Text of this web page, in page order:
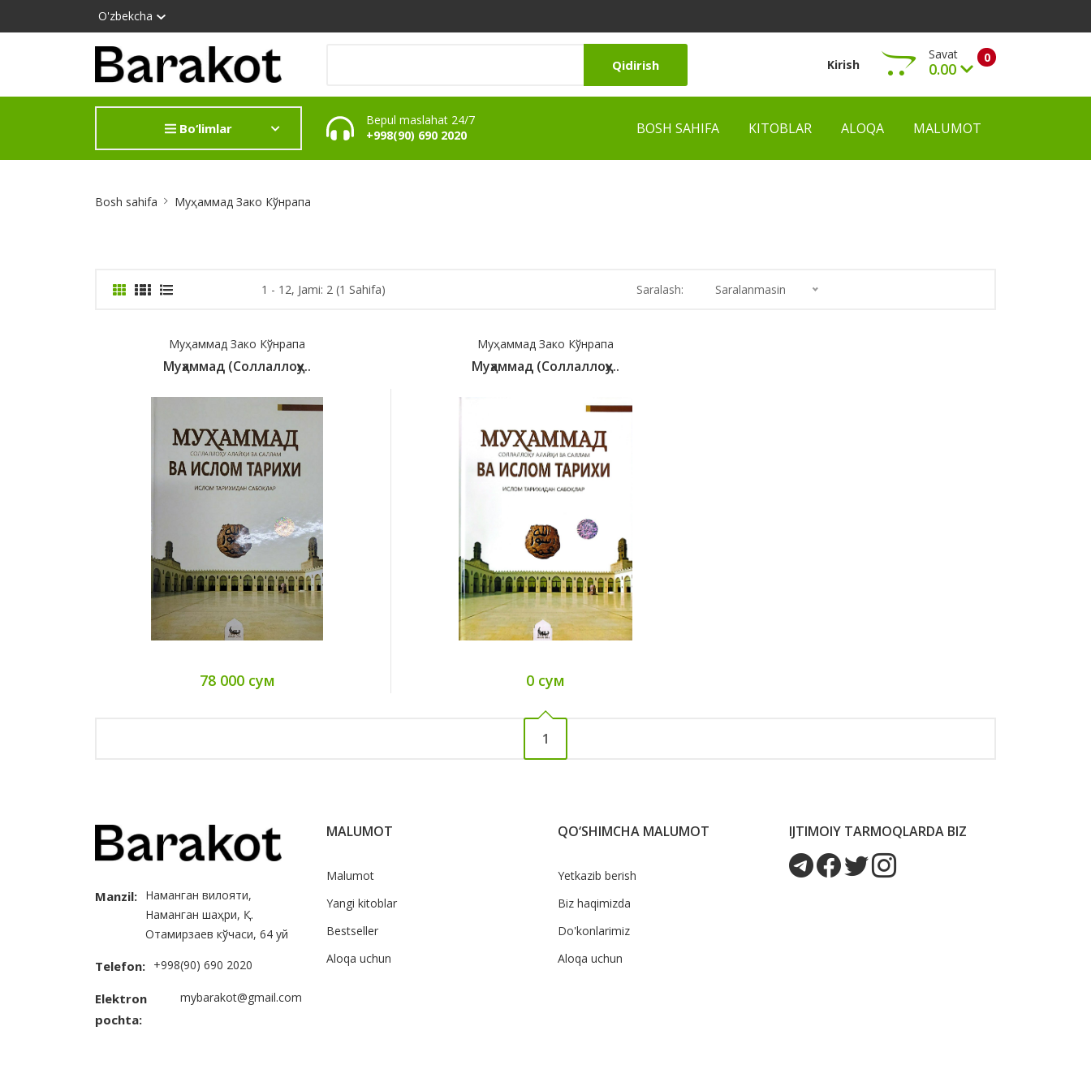
O'zbekcha
Qidirish Kirish 0
Savat
0.00
Ko‘rish
Bo‘limlar
Bepul maslahat 24/7
+998(90) 690 2020
BOSH SAHIFA KITOBLAR ALOQA MALUMOT
Bosh sahifa Муҳаммад Зако Кўнрапа
1 - 12, Jami: 2 (1 Sahifa) Saralash: Saralanmasin
Муҳаммад Зако Кўнрапа
Муҳаммад (соллаллоҳу..
78 000 сум
Муҳаммад Зако Кўнрапа
Муҳаммад (соллаллоҳу..
0 сум
1
Manzil: Наманган вилояти,
Наманган шаҳри, Қ.
Отамирзаев кўчаси, 64 уй
Telefon: +998(90) 690 2020
Elektron
pochta:
mybarakot@gmail.com
MALUMOT
Malumot
Yangi kitoblar
Bestseller
Aloqa uchun
QO‘SHIMCHA MALUMOT
Yetkazib berish
Biz haqimizda
Do'konlarimiz
Aloqa uchun
IJTIMOIY TARMOQLARDA BIZ